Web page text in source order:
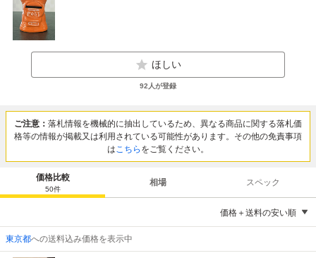
ほしい
92 人が登録
ご注意： 落札情報を機械的に抽出しているため、異なる商品に関する落札価
格等の情報が掲載又は利用されている可能性があります。その他の免責事項
はこちら をご覧ください。
価格比較
50件
相場 スペック
価格＋送料の安い順
東京都への送料込み価格を表示中